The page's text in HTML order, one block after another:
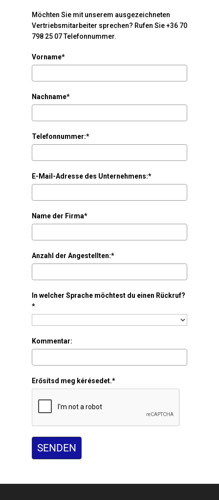
Möchten Sie mit unserem ausgezeichneten
Vertriebsmitarbeiter sprechen? Rufen Sie +36 70
798 25 07 Telefonnummer.
Vorname*
Nachname*
Telefonnummer:*
E-Mail-Adresse des Unternehmens:*
Name der Firma*
Anzahl der Angestellten:*
In welcher Sprache möchtest du einen Rückruf?
*
Kommentar:
Erősítsd meg kérésedet.*
SENDEN